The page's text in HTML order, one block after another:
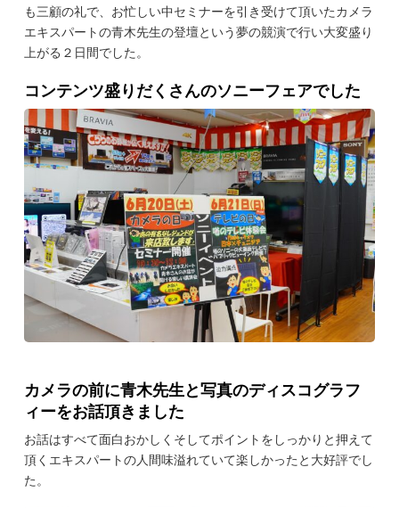
も三顧の礼で、お忙しい中セミナーを引き受けて頂いたカメラ
エキスパートの青木先生の登壇という夢の競演で行い大変盛り
上がる２日間でした。
コンテンツ盛りだくさんのソニーフェアでした
カメラの前に青木先生と写真のディスコグラフ
ィーをお話頂きました
お話はすべて面白おかしくそしてポイントをしっかりと押えて
頂くエキスパートの人間味溢れていて楽しかったと大好評でし
た。